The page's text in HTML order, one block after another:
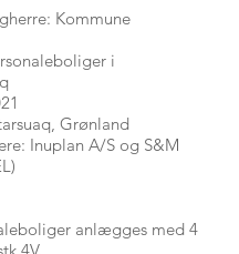
Kommune
i
Grønland
Inuplan A/S og S&M
anlægges med 4